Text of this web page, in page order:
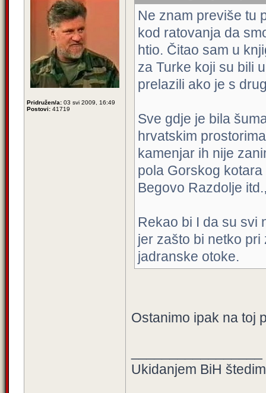
Pridružen/a: 03 svi 2009, 16:49
Postovi: 41719
Ne znam previše tu
kod ratovanja da
htio. Čitao sam u
za Turke koji su bili
prelazili ako je s
Sve gdje je bila
hrvatskim
kamenjar ih nije
pola Gorskog
Begovo Razdolje
Rekao bi I da su svi
jer zašto bi netko
jadranske otoke.
Ostanimo ipak na toj
Ukidanjem BiH